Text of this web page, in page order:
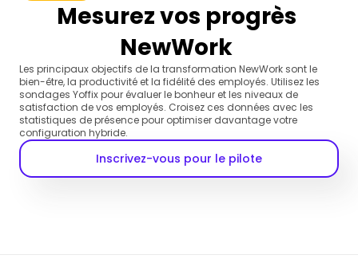
Mesurez vos progrès
NewWork
Les principaux objectifs de la transformation NewWork sont le
bien-être, la productivité et la fidélité des employés. Utilisez les
sondages Yoffix pour évaluer le bonheur et les niveaux de
satisfaction de vos employés. Croisez ces données avec les
statistiques de présence pour optimiser davantage votre
configuration hybride.
Inscrivez-vous pour le pilote